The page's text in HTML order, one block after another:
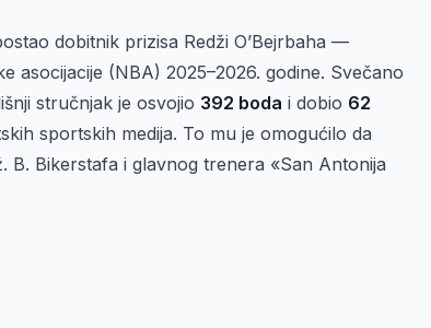
dobitnik prizisa Redži O’Bejrbaha —
asocijacije (NBA) 2025–2026. godine. Svečano
stručnjak je osvojio 392 boda i dobio 62
sportskih medija. To mu je omogućilo da
Bikerstafa i glavnog trenera «San Antonija